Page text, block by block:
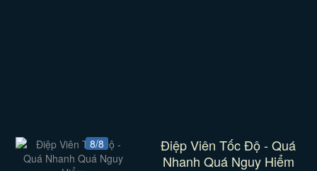
8/8
Điệp Viên Tốc Độ - Quá
Nhanh Quá Nguy Hiểm